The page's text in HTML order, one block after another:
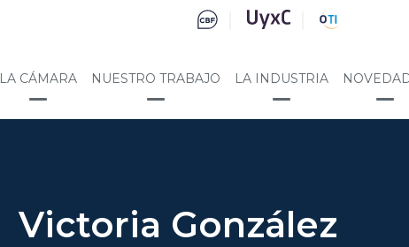
LA CÁMARA NUESTRO TRABAJO LA INDUSTRIA
Victoria González